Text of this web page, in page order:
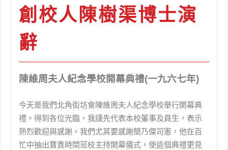
創校人陳樹渠博士演
辭
陳維周夫人紀念學校開幕典禮(一九六七年)
今天是我們北角街坊會陳維周夫人紀念學校舉行開幕典
禮。得到各位光臨，我謹先代表本校董事及員生，表示
熱烈歡迎與感謝。我們尤其要感謝簡乃傑司憲，他在百
忙中抽出寶貴時間蒞校主持開幕儀式，使這個典禮更見